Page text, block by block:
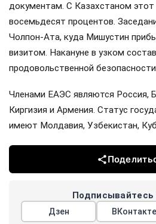
документам. С Казахстаном
восемьдесят процентов.
Чолпон-Ата, куда Мишустин
визитом. Накануне в узком
продовольственной
Членами ЕАЭС являются Россия,
Киргизия и Армения. Статус
имеют Молдавия, Узбекистан,
Подписывайтесь
Дзен ВКонтакте